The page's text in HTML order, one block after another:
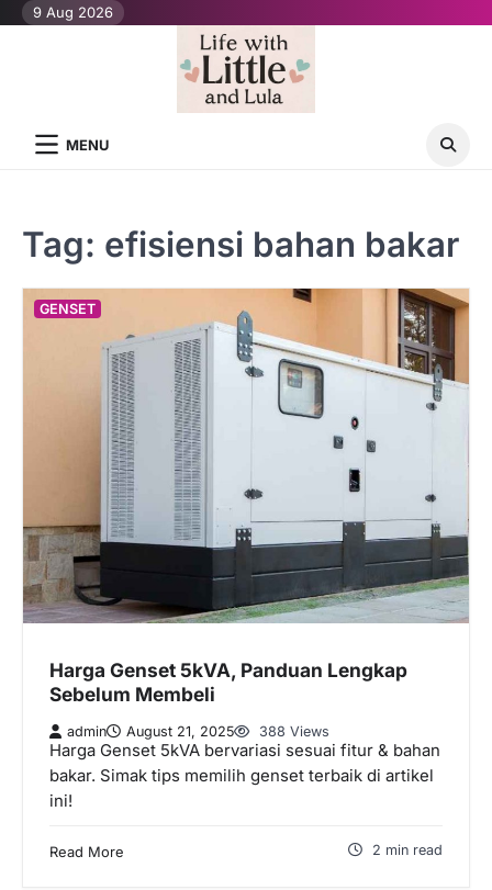
Skip9 Aug 2026
MENU
Tag: efisiensi bahan bakar
GENSET
Harga Genset 5kVA, Panduan Lengkap
Sebelum Membeli
admin August 21, 2025 388 Views
Harga Genset 5kVA bervariasi sesuai fitur & bahan
bakar. Simak tips memilih genset terbaik di artikel
ini!
Read More 2 min read